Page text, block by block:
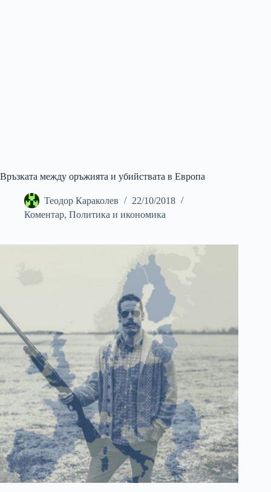
Връзката между оръжията и убийствата в Европа
Теодор Караколев
22/10/2018
Коментар, Политика и икономика